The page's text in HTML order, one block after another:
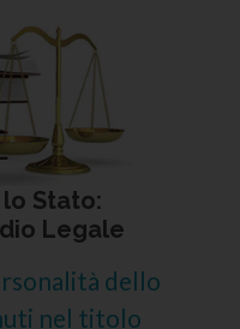
Stato:
Legale
dello
nel titolo